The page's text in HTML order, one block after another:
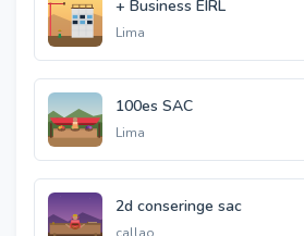
+ Business EIRL
Lima
100es SAC
Lima
2d conseringe sac